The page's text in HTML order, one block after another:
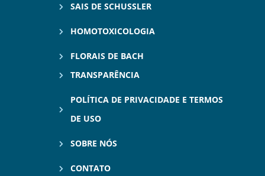
SAIS DE SCHUSSLER
HOMOTOXICOLOGIA
FLORAIS DE BACH
TRANSPARÊNCIA
POLÍTICA DE PRIVACIDADE E TERMOS
DE USO
SOBRE NÓS
CONTATO